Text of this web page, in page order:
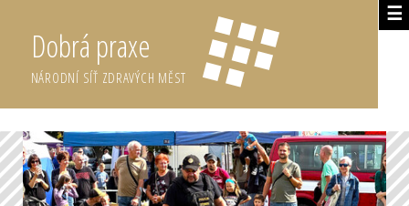
☰
Dobrá praxe
NÁRODNÍ SÍŤ ZDRAVÝCH MĚST